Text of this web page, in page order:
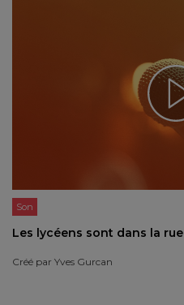
Son
Les lycéens sont dans la rue
Créé par Yves Gurcan